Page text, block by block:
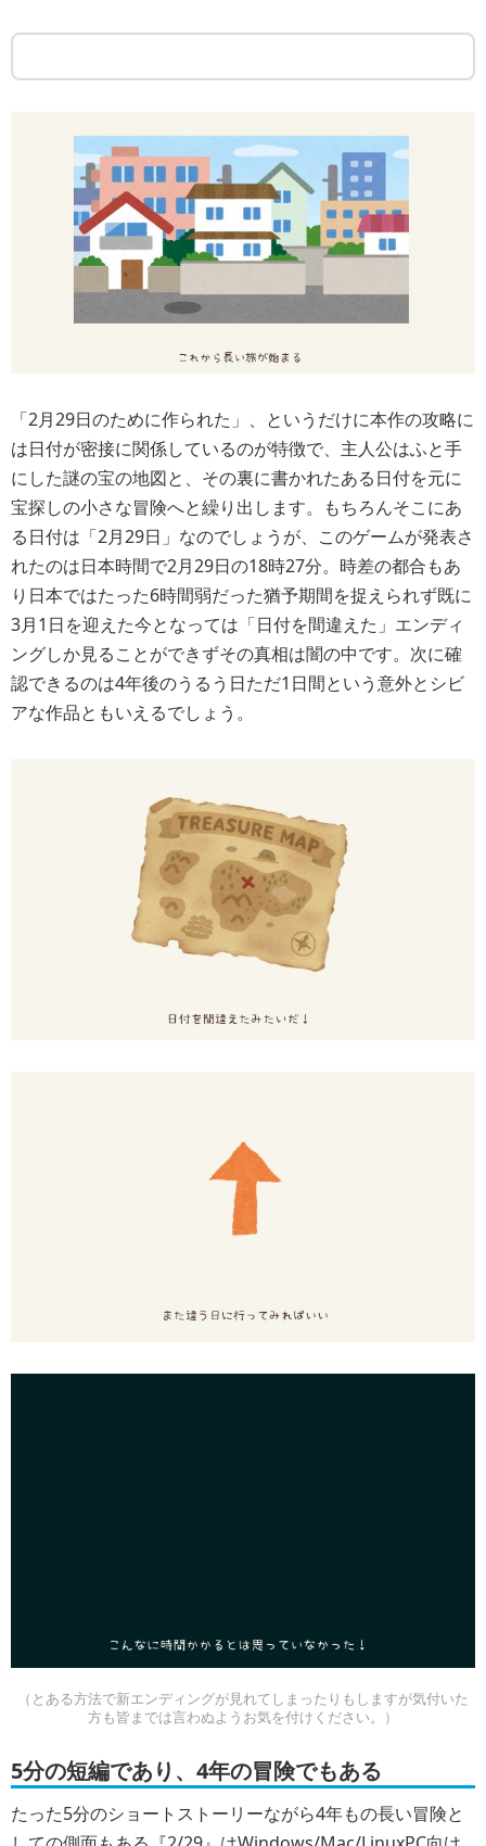
「2月29日のために作られた」、というだけに本作の攻略に
は日付が密接に関係しているのが特徴で、主人公はふと手
にした謎の宝の地図と、その裏に書かれたある日付を元に
宝探しの小さな冒険へと繰り出します。もちろんそこにあ
る日付は「2月29日」なのでしょうが、このゲームが発表さ
れたのは日本時間で2月29日の18時27分。時差の都合もあ
り日本ではたった6時間弱だった猶予期間を捉えられず既に
3月1日を迎えた今となっては「日付を間違えた」エンディ
ングしか見ることができずその真相は闇の中です。次に確
認できるのは4年後のうるう日ただ1日間という意外とシビ
アな作品ともいえるでしょう。
（とある方法で新エンディングが見れてしまったりもしますが気付いた
方も皆までは言わぬようお気を付けください。）
5分の短編であり、4年の冒険でもある
たった5分のショートストーリーながら4年もの長い冒険と